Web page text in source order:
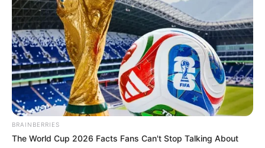
BRAINBERRIES
The World Cup 2026 Facts Fans Can't Stop Talking About